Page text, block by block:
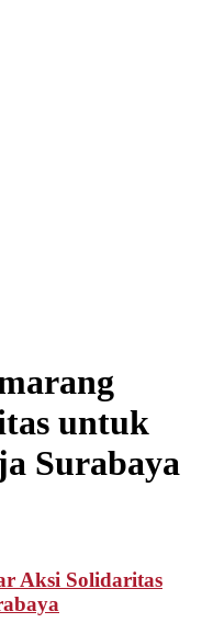
untuk
Surabaya
Aksi Solidaritas